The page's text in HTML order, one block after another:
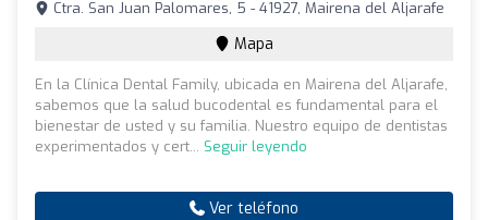
Ctra. San Juan Palomares, 5 - 41927, Mairena del Aljarafe
Mapa
En la Clínica Dental Family, ubicada en Mairena del Aljarafe,
sabemos que la salud bucodental es fundamental para el
bienestar de usted y su familia. Nuestro equipo de dentistas
experimentados y cert... Seguir leyendo
Ver teléfono